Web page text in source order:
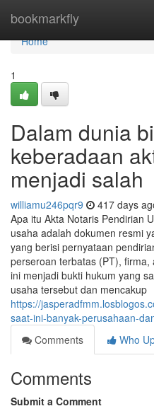
bookmarkfly
Home
Home
1
Dalam dunia
keberadaan
menjadi salah
williamu246pqr9 417 days
Apa itu Akta Notaris Pendirian
usaha adalah dokumen resmi
yang berisi pernyataan
perseroan terbatas (PT),
ini menjadi bukti hukum yang
usaha tersebut dan mencakup
https://
saat-ini-banyak-perusahaan-
Comments
Who
Comments
Submit a Comment